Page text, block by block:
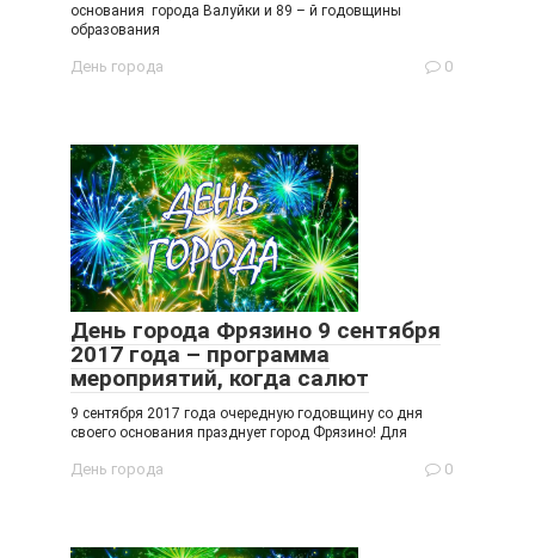
основания города Валуйки и 89 – й годовщины
образования
День города 0
День города Фрязино 9 сентября
2017 года – программа
мероприятий, когда салют
9 сентября 2017 года очередную годовщину со дня
своего основания празднует город Фрязино! Для
День города 0